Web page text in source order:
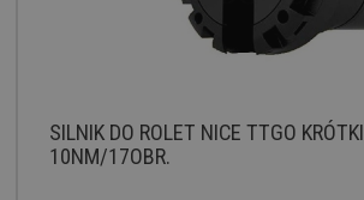
SILNIK DO ROLET NICE TTGO KRÓTKI
10NM/17OBR.